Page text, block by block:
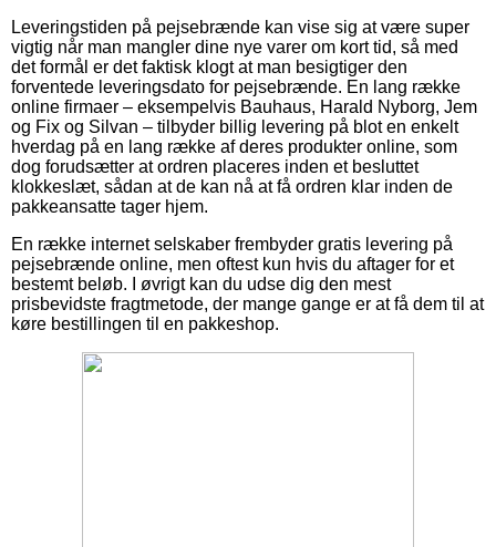
Leveringstiden på pejsebrænde kan vise sig at være super
vigtig når man mangler dine nye varer om kort tid, så med
det formål er det faktisk klogt at man besigtiger den
forventede leveringsdato for pejsebrænde. En lang række
online firmaer – eksempelvis Bauhaus, Harald Nyborg, Jem
og Fix og Silvan – tilbyder billig levering på blot en enkelt
hverdag på en lang række af deres produkter online, som
dog forudsætter at ordren placeres inden et besluttet
klokkeslæt, sådan at de kan nå at få ordren klar inden de
pakkeansatte tager hjem.
En række internet selskaber frembyder gratis levering på
pejsebrænde online, men oftest kun hvis du aftager for et
bestemt beløb. I øvrigt kan du udse dig den mest
prisbevidste fragtmetode, der mange gange er at få dem til at
køre bestillingen til en pakkeshop.